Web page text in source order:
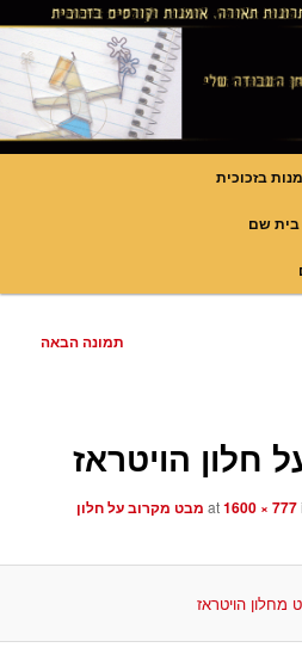
תאורה וסטודיו
לחלונות ולמחיצות דקורטיביות, קורסים
בזכוכית
בית שם
תמונה הבאה
חלון הויטראז
1600 × 777
מבט מקרוב על חלון